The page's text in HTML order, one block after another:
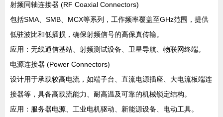
射频同轴连接器 (RF Coaxial Connectors)
包括SMA、SMB、MCX等系列，工作频率覆盖至GHz范围，提供
低驻波比和低插损，确保射频信号的高保真传输。
应用：无线通信基站、射频测试设备、卫星导航、物联网终端。
电源连接器 (Power Connectors)
设计用于承载较高电流，如端子台、直流电源插座、大电流板端连
接器等，具备高载流能力、耐高温及可靠的机械锁定结构。
应用：服务器电源、工业电机驱动、新能源设备、电动工具。